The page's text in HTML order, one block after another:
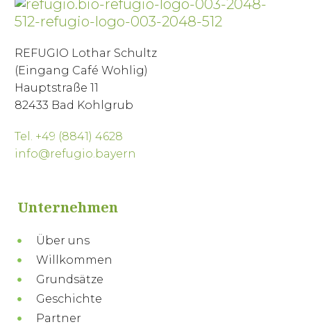
REFUGIO Lothar Schultz
(Eingang Café Wohlig)
Hauptstraße 11
82433 Bad Kohlgrub
Tel. +49 (8841) 4628
info@refugio.bayern
Unternehmen
Über uns
Willkommen
Grundsätze
Geschichte
Partner